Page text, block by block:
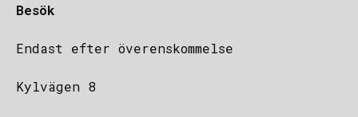
Besök
Endast efter överenskommelse
Kylvägen 8